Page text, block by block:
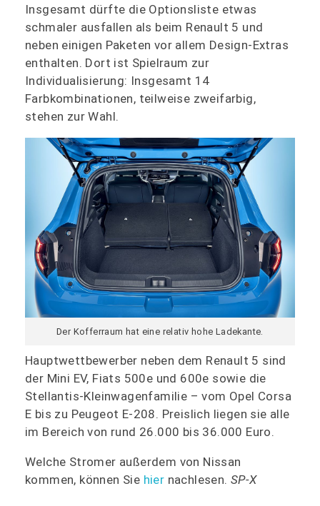
Insgesamt dürfte die Optionsliste etwas
schmaler ausfallen als beim Renault 5 und
neben einigen Paketen vor allem Design-Extras
enthalten. Dort ist Spielraum zur
Individualisierung: Insgesamt 14
Farbkombinationen, teilweise zweifarbig,
stehen zur Wahl.
Der Kofferraum hat eine relativ hohe Ladekante.
Hauptwettbewerber neben dem Renault 5 sind
der Mini EV, Fiats 500e und 600e sowie die
Stellantis-Kleinwagenfamilie – vom Opel Corsa
E bis zu Peugeot E-208. Preislich liegen sie alle
im Bereich von rund 26.000 bis 36.000 Euro.
Welche Stromer außerdem von Nissan
kommen, können Sie hier nachlesen.SP-X